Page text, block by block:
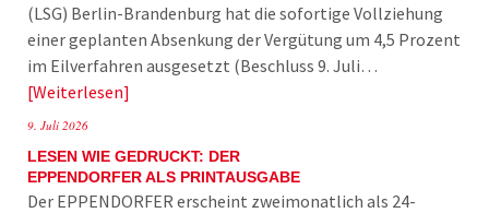
(LSG) Berlin-Brandenburg hat die sofortige Vollziehung
einer geplanten Absenkung der Vergütung um 4,5 Prozent
im Eilverfahren ausgesetzt (Beschluss 9. Juli…
Weiterlesen
9. Juli 2026
LESEN WIE GEDRUCKT: DER
EPPENDORFER ALS PRINTAUSGABE
Der EPPENDORFER erscheint zweimonatlich als 24-